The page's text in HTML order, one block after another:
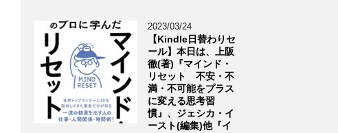
2023/03/24
【Kindle日替わりセ
ール】本日は、上阪
徹(著)『マインド・
リセット 不安・不
満・不可能をプラス
に変える思考習
慣』、ジェシカ・イ
ースト(編集)他『イ